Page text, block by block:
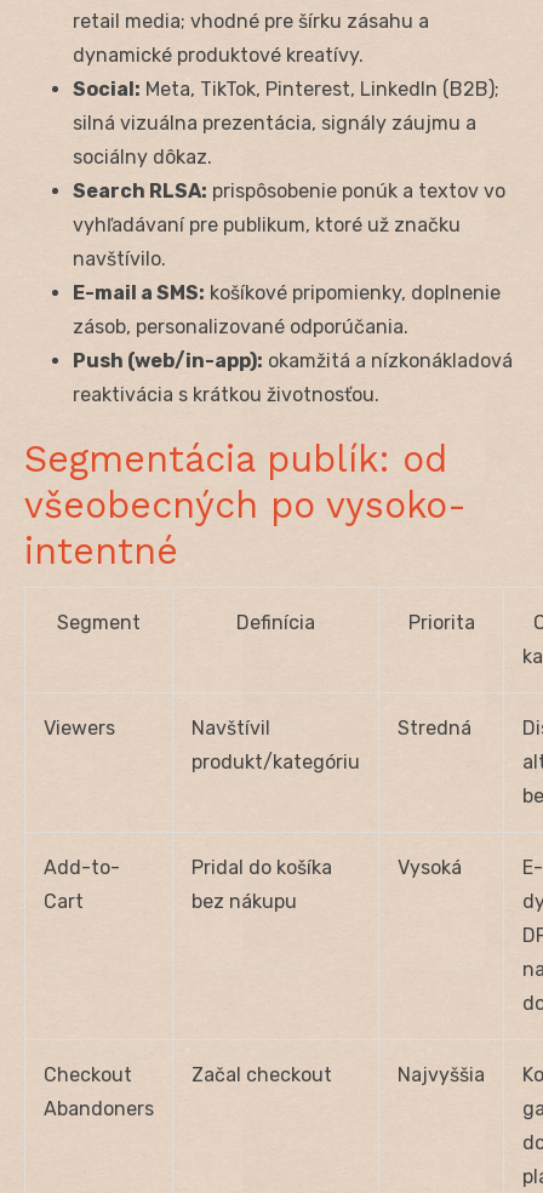
retail media; vhodné pre šírku zásahu a
dynamické produktové kreatívy.
Social: Meta, TikTok, Pinterest, LinkedIn (B2B);
silná vizuálna prezentácia, signály záujmu a
sociálny dôkaz.
Search RLSA: prispôsobenie ponúk a textov vo
vyhľadávaní pre publikum, ktoré už značku
navštívilo.
E-mail a SMS: košíkové pripomienky, doplnenie
zásob, personalizované odporúčania.
Push (web/in-app): okamžitá a nízkonákladová
reaktivácia s krátkou životnosťou.
Segmentácia publík: od
všeobecných po vysoko-
intentné
Segment Definícia Priorita
Viewers
Navštívil
produkt/kategóriu
Stredná
Add-to-
Cart
Pridal do košíka
bez nákupu
Vysoká
Checkout
Abandoners
Začal checkout Najvyššia